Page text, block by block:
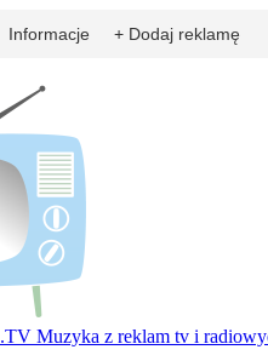
Informacje + Dodaj reklamę
.TV Muzyka z reklam tv i